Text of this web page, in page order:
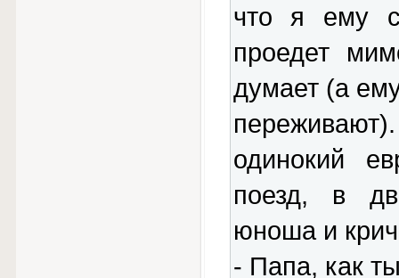
что я ему
проедет
думает (а
одинокий
поезд, в
юноша и
- Папа, как